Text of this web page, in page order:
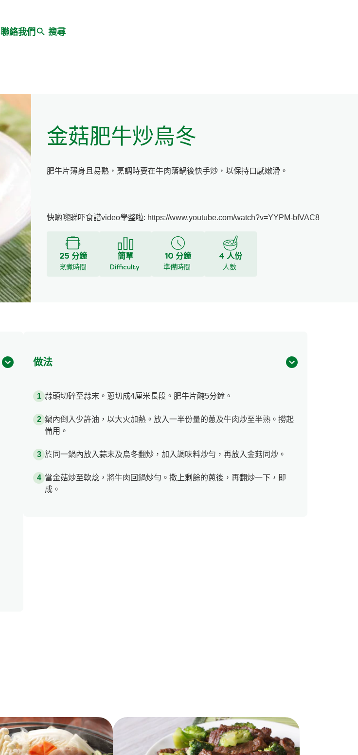
聯絡我們 搜尋
金菇肥牛炒烏冬
肥牛片薄身且易熟，烹調時要在牛肉落鍋後快手炒，以保持口感嫩滑。
快啲嚟睇吓食譜video學整啦: https://www.youtube.com/watch?v=YYPM-bfVAC8
25 分鐘
烹煮時間
簡單
Difficulty
10 分鐘
準備時間
4 人份
人數
做法
蒜頭切碎至蒜末。蔥切成4厘米長段。肥牛片醃5分鐘。
鍋內倒入少許油，以大火加熱。放入一半份量的蔥及牛肉炒至半熟。撈起
備用。
於同一鍋內放入蒜末及烏冬翻炒，加入調味料炒勻，再放入金菇同炒。
當金菇炒至軟焾，將牛肉回鍋炒勻。撒上剩餘的蔥後，再翻炒一下，即
成。